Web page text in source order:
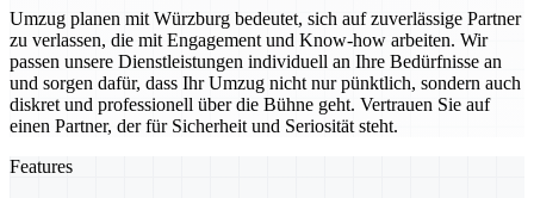
Umzug planen mit Würzburg bedeutet, sich auf zuverlässige Partner
zu verlassen, die mit Engagement und Know-how arbeiten. Wir
passen unsere Dienstleistungen individuell an Ihre Bedürfnisse an
und sorgen dafür, dass Ihr Umzug nicht nur pünktlich, sondern auch
diskret und professionell über die Bühne geht. Vertrauen Sie auf
einen Partner, der für Sicherheit und Seriosität steht.
Features